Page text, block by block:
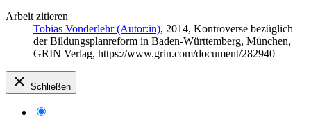
Arbeit zitieren
Tobias Vonderlehr (Autor:in), 2014, Kontroverse bezüglich
der Bildungsplanreform in Baden-Württemberg, München,
GRIN Verlag, https://www.grin.com/document/282940
Schließen